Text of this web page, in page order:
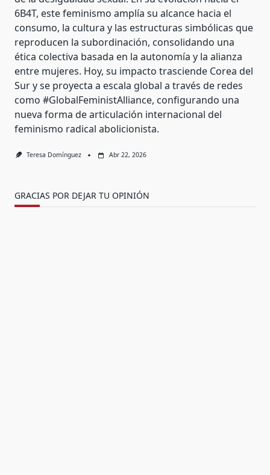
6B4T, este feminismo amplía su alcance hacia el
consumo, la cultura y las estructuras simbólicas que
reproducen la subordinación, consolidando una
ética colectiva basada en la autonomía y la alianza
entre mujeres. Hoy, su impacto trasciende Corea del
Sur y se proyecta a escala global a través de redes
como #GlobalFeministAlliance, configurando una
nueva forma de articulación internacional del
feminismo radical abolicionista.
Teresa Domínguez Abr 22, 2026
GRACIAS POR DEJAR TU OPINIÓN